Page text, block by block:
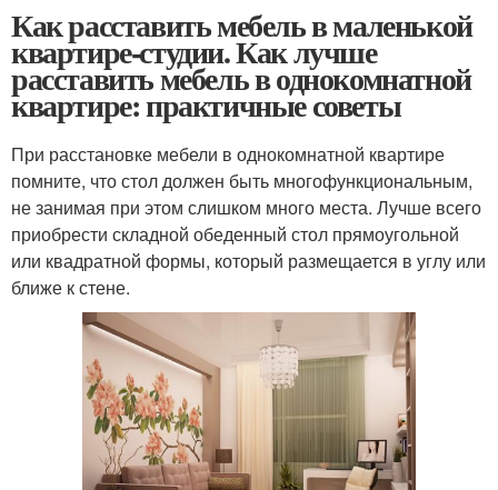
Как расставить мебель в маленькой
квартире-студии. Как лучше
расставить мебель в однокомнатной
квартире: практичные советы
При расстановке мебели в однокомнатной квартире
помните, что стол должен быть многофункциональным,
не занимая при этом слишком много места. Лучше всего
приобрести складной обеденный стол прямоугольной
или квадратной формы, который размещается в углу или
ближе к стене.